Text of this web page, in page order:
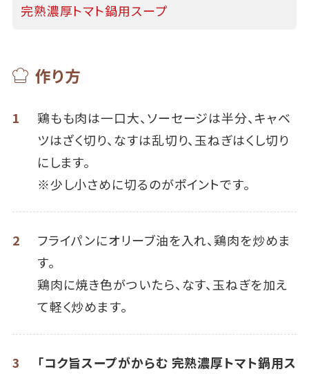
完熟濃厚トマト鍋用スープ
作り方
1
鶏もも肉は一口大、ソーセージは半分、キャベ
ツはざく切り、なすは乱切り、玉ねぎはくし切り
にします。
※少し小さめに切るのがポイントです。
2
フライパンにオリーブ油を入れ、鶏肉を炒めま
す。
鶏肉に焼き色がついたら、なす、玉ねぎを加え
て軽く炒めます。
3
「コク旨スープがからむ 完熟濃厚トマト鍋用ス